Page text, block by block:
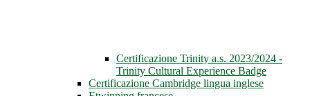
Certificazione Trinity a.s. 2023/2024 -
Trinity Cultural Experience Badge
Certificazione Cambridge lingua inglese